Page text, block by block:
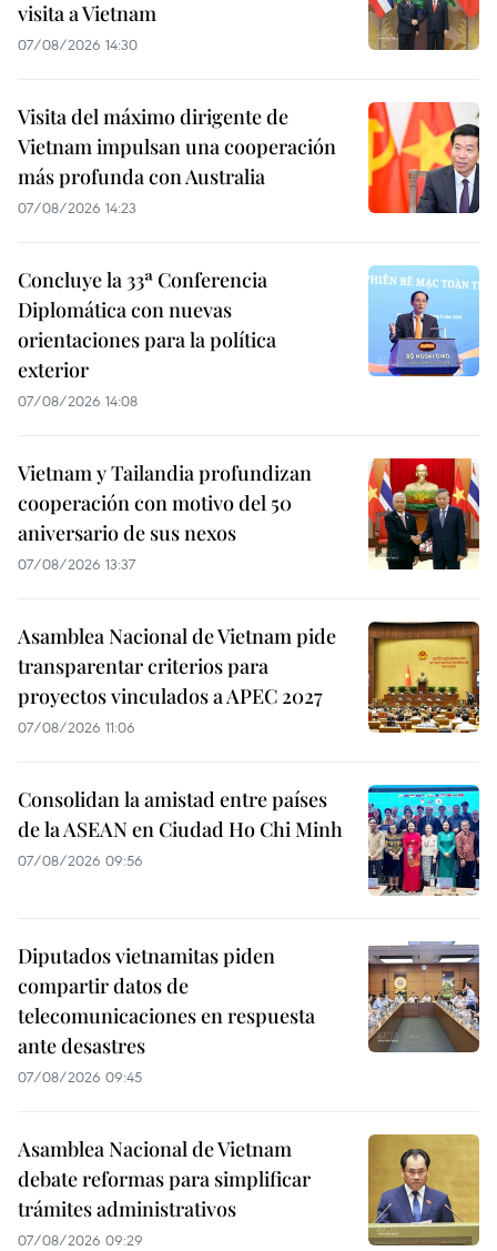
visita a Vietnam
07/08/2026 14:30
Visita del máximo dirigente de
Vietnam impulsan una cooperación
más profunda con Australia
07/08/2026 14:23
Concluye la 33ª Conferencia
Diplomática con nuevas
orientaciones para la política
exterior
07/08/2026 14:08
Vietnam y Tailandia profundizan
cooperación con motivo del 50
aniversario de sus nexos
07/08/2026 13:37
Asamblea Nacional de Vietnam pide
transparentar criterios para
proyectos vinculados a APEC 2027
07/08/2026 11:06
Consolidan la amistad entre países
de la ASEAN en Ciudad Ho Chi Minh
07/08/2026 09:56
Diputados vietnamitas piden
compartir datos de
telecomunicaciones en respuesta
ante desastres
07/08/2026 09:45
Asamblea Nacional de Vietnam
debate reformas para simplificar
trámites administrativos
07/08/2026 09:29